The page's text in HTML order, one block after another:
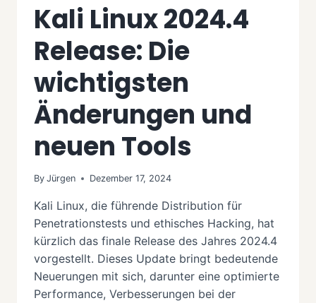
Kali Linux 2024.4
Release: Die
wichtigsten
Änderungen und
neuen Tools
By Jürgen Dezember 17, 2024
Kali Linux, die führende Distribution für
Penetrationstests und ethisches Hacking, hat
kürzlich das finale Release des Jahres 2024.4
vorgestellt. Dieses Update bringt bedeutende
Neuerungen mit sich, darunter eine optimierte
Performance, Verbesserungen bei der